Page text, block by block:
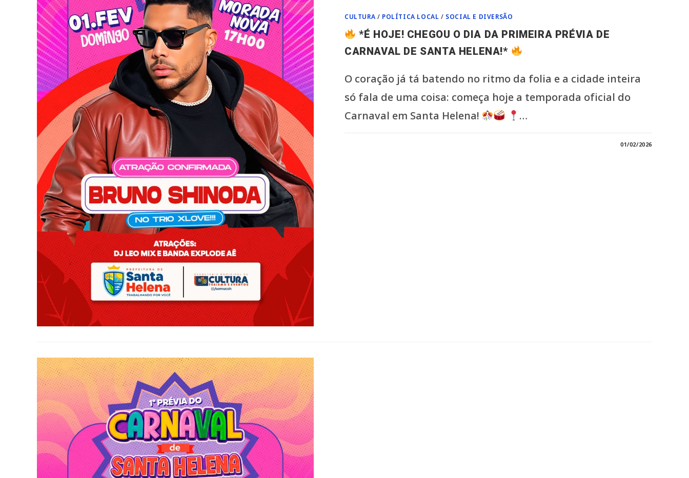
CULTURA / POLÍTICA LOCAL / SOCIAL E DIVERSÃO
*É HOJE! CHEGOU O DIA DA PRIMEIRA PRÉVIA DE
CARNAVAL DE SANTA HELENA!*
O coração já tá batendo no ritmo da folia e a cidade inteira
só fala de uma coisa: começa hoje a temporada oficial do
Carnaval em Santa Helena!
…
01/02/2026